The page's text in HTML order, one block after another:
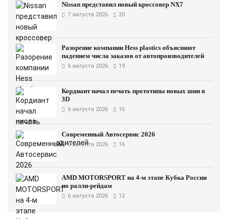
Nissan представил новый кроссовер NX7
7 августа 2026 20
Разорение компании Hess plastics объясняют
падением числа заказов от автопроизводителей
6 августа 2026 19
Кордиант начал печать прототипы новых шин в
3D
6 августа 2026 16
Современный Автосервис 2026
6 августа 2026 16
AMD MOTORSPORT на 4-м этапе Кубка России
по ралли-рейдам
6 августа 2026 12